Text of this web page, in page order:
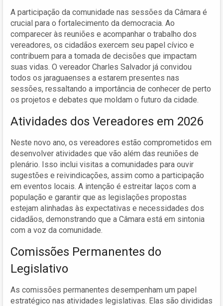
A participação da comunidade nas sessões da Câmara é
crucial para o fortalecimento da democracia. Ao
comparecer às reuniões e acompanhar o trabalho dos
vereadores, os cidadãos exercem seu papel cívico e
contribuem para a tomada de decisões que impactam
suas vidas. O vereador Charles Salvador já convidou
todos os jaraguaenses a estarem presentes nas
sessões, ressaltando a importância de conhecer de perto
os projetos e debates que moldam o futuro da cidade.
Atividades dos Vereadores em 2026
Neste novo ano, os vereadores estão comprometidos em
desenvolver atividades que vão além das reuniões de
plenário. Isso inclui visitas a comunidades para ouvir
sugestões e reivindicações, assim como a participação
em eventos locais. A intenção é estreitar laços com a
população e garantir que as legislações propostas
estejam alinhadas às expectativas e necessidades dos
cidadãos, demonstrando que a Câmara está em sintonia
com a voz da comunidade.
Comissões Permanentes do
Legislativo
As comissões permanentes desempenham um papel
estratégico nas atividades legislativas. Elas são divididas